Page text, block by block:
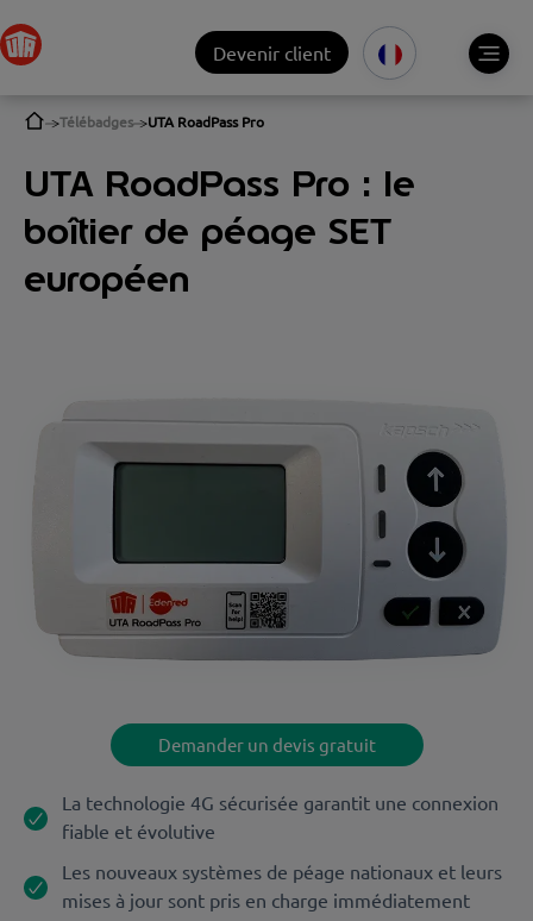
Devenir client
Télébadges UTA RoadPass Pro
UTA RoadPass Pro : le
boîtier de péage SET
européen
Demander un devis gratuit
La technologie 4G sécurisée garantit une connexion
fiable et évolutive
Les nouveaux systèmes de péage nationaux et leurs
mises à jour sont pris en charge immédiatement